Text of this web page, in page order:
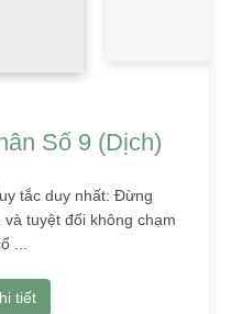
Số 9 (Dịch)
tắc duy nhất: Đừng
tuyệt đối không chạm
...
tiết